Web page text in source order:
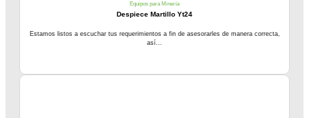
Equipos para Minería
Despiece Martillo Yt24
Estamos listos a escuchar tus requerimientos a fin de asesorarles de manera correcta,
así...